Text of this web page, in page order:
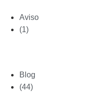
Aviso
(1)
Blog
(44)